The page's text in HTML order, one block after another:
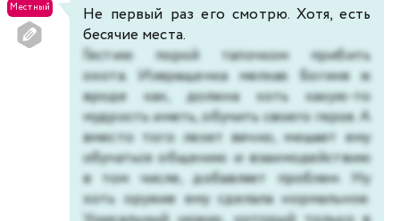
Местный
Не первый раз его смотрю. Хотя, есть
бесячие места.
Гестию порой тапочком прибить
охота. Извращенка мелкая. Богиня ж
вроде как, должна хоть какую-то
мудрость иметь, обучить своего героя. А
вместо того лезет вечно, мешает ему
обучаться общению и взаимодействию
в том числе, добавляет проблем. Ну
хоть оружие ему сделала нормальное.